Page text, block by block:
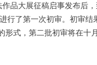
品大展征稿启事发布后
行了第一次初审。初审
形式，第二批初审将在十